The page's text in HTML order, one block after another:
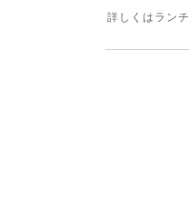
詳しくはラン